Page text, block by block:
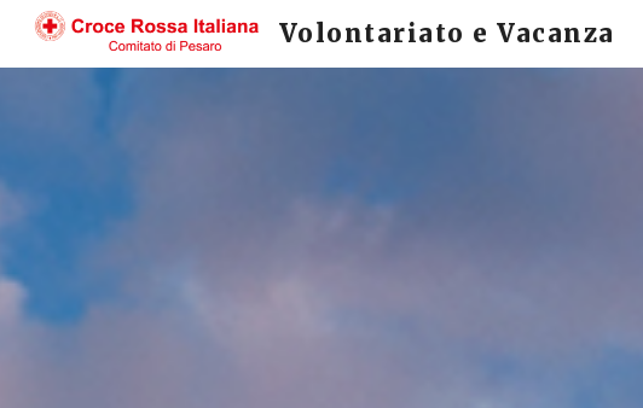
Skip to main
Volontariato e Vacanza